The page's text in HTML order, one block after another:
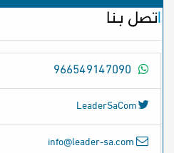
اتصل بنا
LeaderSaCom
info@leader-sa.com